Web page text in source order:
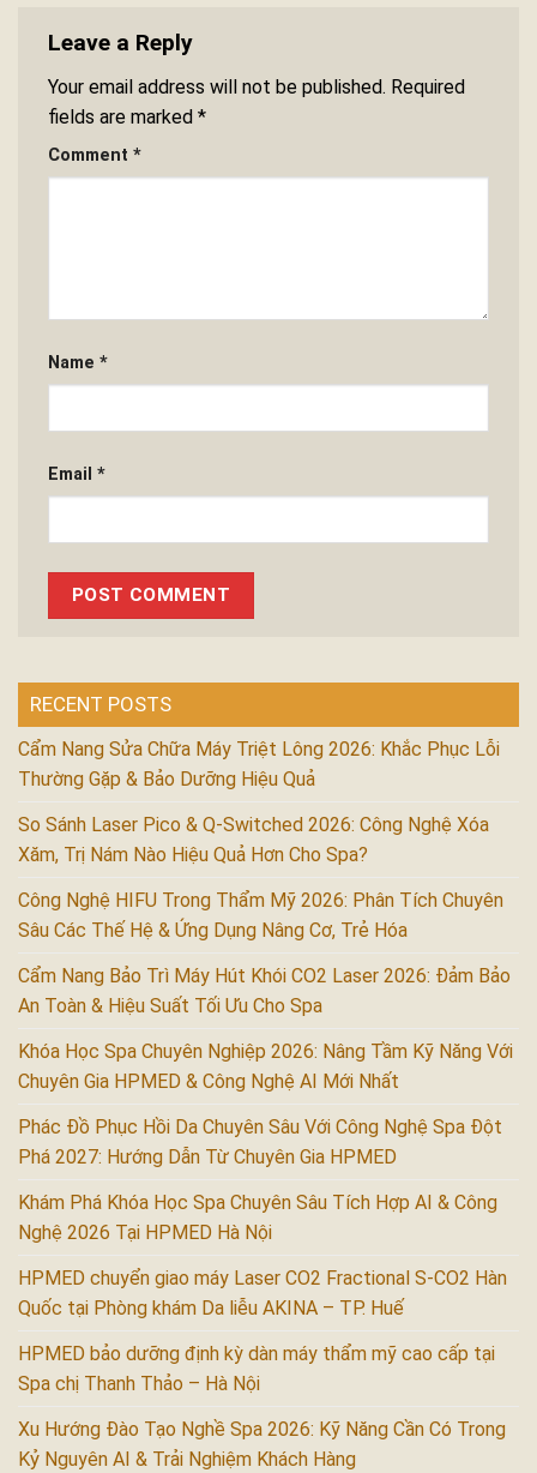
Leave a Reply
Your email address will not be published. Required
fields are marked *
Comment *
Name *
Email *
RECENT POSTS
Cẩm Nang Sửa Chữa Máy Triệt Lông 2026: Khắc Phục Lỗi
Thường Gặp & Bảo Dưỡng Hiệu Quả
So Sánh Laser Pico & Q-Switched 2026: Công Nghệ Xóa
Xăm, Trị Nám Nào Hiệu Quả Hơn Cho Spa?
Công Nghệ HIFU Trong Thẩm Mỹ 2026: Phân Tích Chuyên
Sâu Các Thế Hệ & Ứng Dụng Nâng Cơ, Trẻ Hóa
Cẩm Nang Bảo Trì Máy Hút Khói CO2 Laser 2026: Đảm Bảo
An Toàn & Hiệu Suất Tối Ưu Cho Spa
Khóa Học Spa Chuyên Nghiệp 2026: Nâng Tầm Kỹ Năng Với
Chuyên Gia HPMED & Công Nghệ AI Mới Nhất
Phác Đồ Phục Hồi Da Chuyên Sâu Với Công Nghệ Spa Đột
Phá 2027: Hướng Dẫn Từ Chuyên Gia HPMED
Khám Phá Khóa Học Spa Chuyên Sâu Tích Hợp AI & Công
Nghệ 2026 Tại HPMED Hà Nội
HPMED chuyển giao máy Laser CO2 Fractional S-CO2 Hàn
Quốc tại Phòng khám Da liễu AKINA – TP. Huế
HPMED bảo dưỡng định kỳ dàn máy thẩm mỹ cao cấp tại
Spa chị Thanh Thảo – Hà Nội
Xu Hướng Đào Tạo Nghề Spa 2026: Kỹ Năng Cần Có Trong
Kỷ Nguyên AI & Trải Nghiệm Khách Hàng